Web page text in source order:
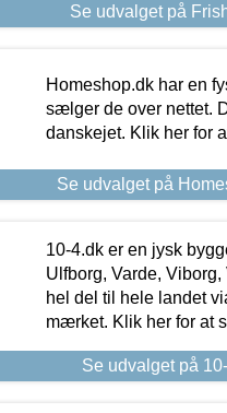
Se udvalget på
Homeshop.dk har en
sælger de over nettet.
danskejet. Klik her for
Se udvalget på
10-4.dk er en jysk
Ulfborg, Varde,
hel del til hele landet
mærket. Klik her for at
Se udvalget på